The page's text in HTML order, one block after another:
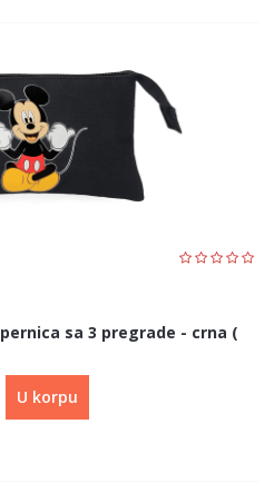
pernica sa 3 pregrade - crna (
U korpu